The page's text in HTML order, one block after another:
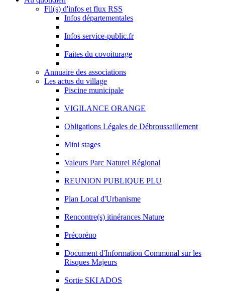
Fil(s) d'infos et flux RSS
Infos départementales
Infos service-public.fr
Faites du covoiturage
Annuaire des associations
Les actus du village
Piscine municipale
VIGILANCE ORANGE
Obligations Légales de Débroussaillement
Mini stages
Valeurs Parc Naturel Régional
REUNION PUBLIQUE PLU
Plan Local d'Urbanisme
Rencontre(s) itinérances Nature
Précoréno
Document d'Information Communal sur les
Risques Majeurs
Sortie SKI ADOS